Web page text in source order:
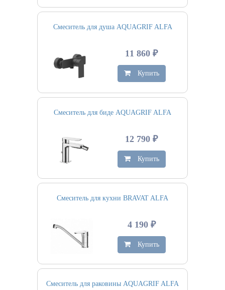
Смеситель для душа AQUAGRIF ALFA
11 860 ₽
Купить
Смеситель для биде AQUAGRIF ALFA
12 790 ₽
Купить
Смеситель для кухни BRAVAT ALFA
4 190 ₽
Купить
Смеситель для раковины AQUAGRIF ALFA